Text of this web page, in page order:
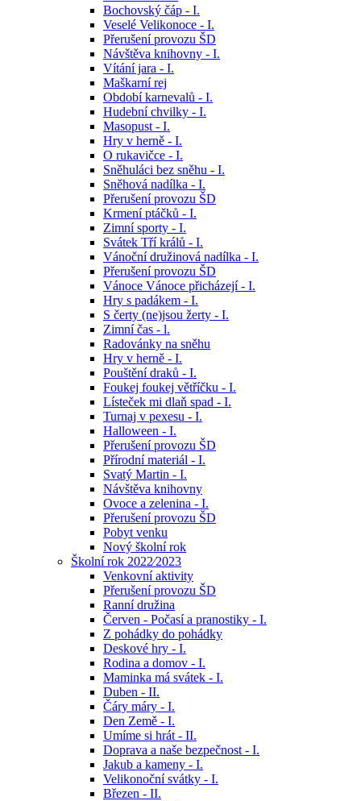
Bochovský čáp - I.
Veselé Velikonoce - I.
Přerušení provozu ŠD
Návštěva knihovny - I.
Vítání jara - I.
Maškarní rej
Období karnevalů - I.
Hudební chvilky - I.
Masopust - I.
Hry v herně - I.
O rukavičce - I.
Sněhuláci bez sněhu - I.
Sněhová nadílka - I.
Přerušení provozu ŠD
Krmení ptáčků - I.
Zimní sporty - I.
Svátek Tří králů - I.
Vánoční družinová nadílka - I.
Přerušení provozu ŠD
Vánoce Vánoce přicházejí - I.
Hry s padákem - I.
S čerty (ne)jsou žerty - I.
Zimní čas - l.
Radovánky na sněhu
Hry v herně - I.
Pouštění draků - I.
Foukej foukej větříčku - I.
Lísteček mi dlaň spad - I.
Turnaj v pexesu - I.
Halloween - I.
Přerušení provozu ŠD
Přírodní materiál - I.
Svatý Martin - I.
Návštěva knihovny
Ovoce a zelenina - I.
Přerušení provozu ŠD
Pobyt venku
Nový školní rok
Školní rok 2022⁄2023
Venkovní aktivity
Přerušení provozu ŠD
Ranní družina
Červen - Počasí a pranostiky - I.
Z pohádky do pohádky
Deskové hry - I.
Rodina a domov - I.
Maminka má svátek - I.
Duben - II.
Čáry máry - I.
Den Země - I.
Umíme si hrát - II.
Doprava a naše bezpečnost - I.
Jakub a kameny - I.
Velikonoční svátky - I.
Březen - II.